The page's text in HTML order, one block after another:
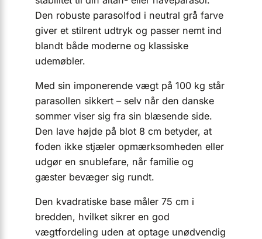
Den robuste parasolfod i neutral grå farve
giver et stilrent udtryk og passer nemt ind
blandt både moderne og klassiske
udemøbler.
Med sin imponerende vægt på 100 kg står
parasollen sikkert – selv når den danske
sommer viser sig fra sin blæsende side.
Den lave højde på blot 8 cm betyder, at
foden ikke stjæler opmærksomheden eller
udgør en snublefare, når familie og
gæster bevæger sig rundt.
Den kvadratiske base måler 75 cm i
bredden, hvilket sikrer en god
vægtfordeling uden at optage unødvendig